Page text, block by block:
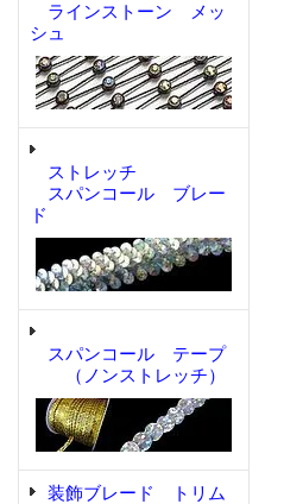
ラインストーン メッ
シュ
ストレッチ
スパンコール ブレー
ド
スパンコール テープ
（ノンストレッチ）
装飾ブレード トリム